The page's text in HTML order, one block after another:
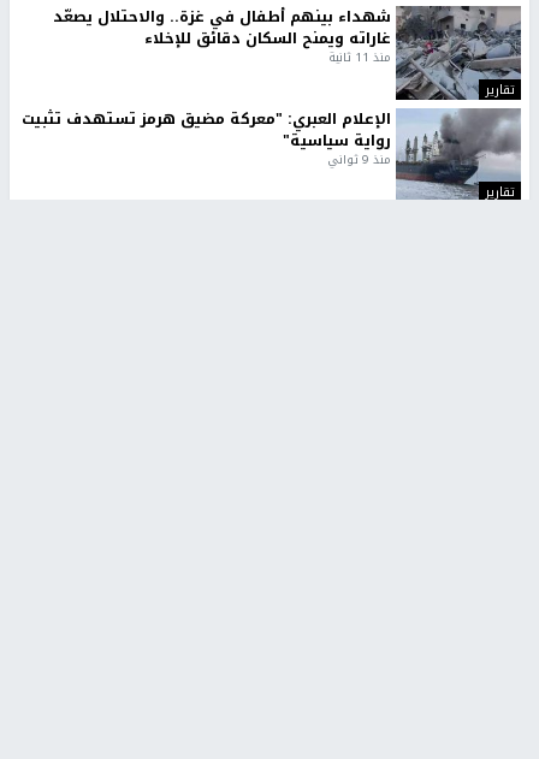
تقارير
شهداء بينهم أطفال في غزة.. والاحتلال يصعّد
غاراته ويمنح السكان دقائق للإخلاء
منذ 11 ثانية
تقارير
الإعلام العبري: "معركة مضيق هرمز تستهدف تثبيت
رواية سياسية"
منذ 9 ثواني